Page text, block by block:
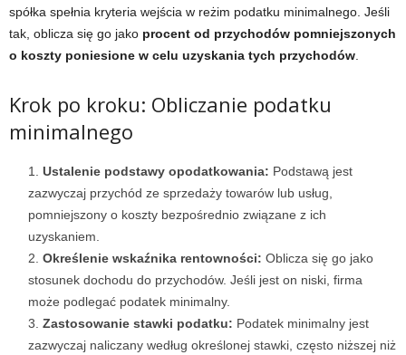
spółka spełnia kryteria wejścia w reżim podatku minimalnego. Jeśli
tak, oblicza się go jako procent od przychodów pomniejszonych
o koszty poniesione w celu uzyskania tych przychodów
Krok po kroku: Obliczanie podatku
minimalnego
Ustalenie podstawy opodatkowania: Podstawą jest
zazwyczaj przychód ze sprzedaży towarów lub usług,
pomniejszony o koszty bezpośrednio związane z ich
uzyskaniem.
Określenie wskaźnika rentowności: Oblicza się go jako
stosunek dochodu do przychodów. Jeśli jest on niski, firma
może podlegać podatek minimalny.
Zastosowanie stawki podatku: Podatek minimalny jest
zazwyczaj naliczany według określonej stawki, często niższej niż